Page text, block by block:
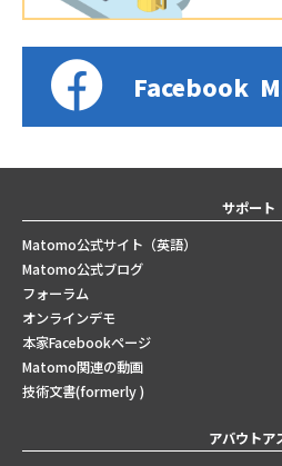
Facebook
サポート
Matomo公式サイト（英語）
Matomo公式ブログ
フォーラム
オンラインデモ
本家Facebookページ
Matomo関連の動画
技術文書(formerly )
アバウトア